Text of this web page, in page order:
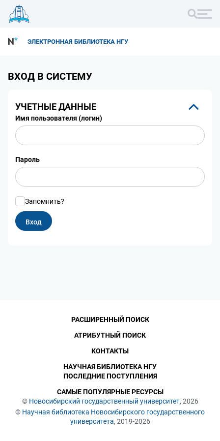
ЭЛЕКТРОННАЯ БИБЛИОТЕКА НГУ
ВХОД В СИСТЕМУ
УЧЕТНЫЕ ДАННЫЕ
Имя пользователя (логин)
Пароль
Запомнить?
© Новосибирский государственный университет, 2026
© Научная библиотека Новосибирского государственного
университета, 2019-2026
РАСШИРЕННЫЙ ПОИСК
АТРИБУТНЫЙ ПОИСК
КОНТАКТЫ
НАУЧНАЯ БИБЛИОТЕКА НГУ
ПОСЛЕДНИЕ ПОСТУПЛЕНИЯ
САМЫЕ ПОПУЛЯРНЫЕ РЕСУРСЫ